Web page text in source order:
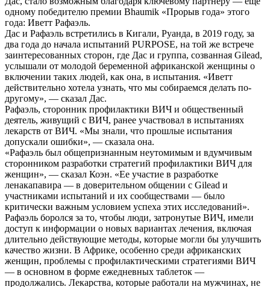
одному победителю премии Bhaumik «Прорыв года» этого
года: Иветт Рафаэль.
Дас и Рафаэль встретились в Кигали, Руанда, в 2019 году, за
два года до начала испытаний PURPOSE, на той же встрече
заинтересованных сторон, где Дас и группа, созванная Gilead,
услышали от молодой беременной африканской женщины о
включении таких людей, как она, в испытания. «Иветт
действительно хотела узнать, что мы собираемся делать по-
другому», — сказал Дас.
Рафаэль, сторонник профилактики ВИЧ и общественный
деятель, живущий с ВИЧ, ранее участвовал в испытаниях
лекарств от ВИЧ. «Мы знали, что прошлые испытания
допускали ошибки», — сказала она.
«Рафаэль был общепризнанным неутомимым и вдумчивым
сторонником разработки стратегий профилактики ВИЧ для
женщин», — сказал Коэн. «Ее участие в разработке
ленакапавира — в доверительном общении с Gilead и
участниками испытаний и их сообществами — было
критически важным условием успеха этих исследований».
Рафаэль боролся за то, чтобы люди, затронутые ВИЧ, имели
доступ к информации о новых вариантах лечения, включая
длительно действующие методы, которые могли бы улучшить
качество жизни. В Африке, особенно среди африканских
женщин, проблемы с профилактическими стратегиями ВИЧ
— в основном в форме ежедневных таблеток —
продолжались. Лекарства, которые работали на мужчинах, не